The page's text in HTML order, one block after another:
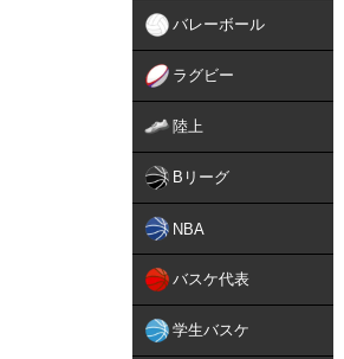
バレーボール
ラグビー
陸上
Bリーグ
NBA
バスケ代表
学生バスケ